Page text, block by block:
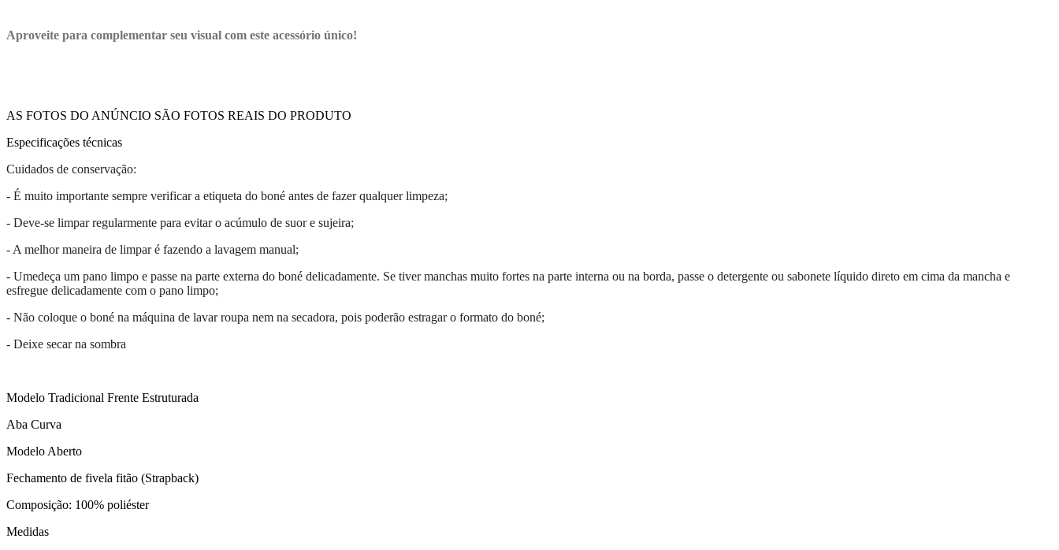
Aproveite para complementar seu visual com este acessório único!
AS FOTOS DO ANÚNCIO SÃO FOTOS REAIS DO PRODUTO
Especificações técnicas
Cuidados de conservação:
- É muito importante sempre verificar a etiqueta do boné antes de fazer qualquer limpeza;
- Deve-se limpar regularmente para evitar o acúmulo de suor e sujeira;
- A melhor maneira de limpar é fazendo a lavagem manual;
- Umedeça um pano limpo e passe na parte externa do boné delicadamente. Se tiver manchas muito fortes na parte interna ou na borda, passe o detergente ou sabonete líquido direto em cima da mancha e
esfregue delicadamente com o pano limpo;
- Não coloque o boné na máquina de lavar roupa nem na secadora, pois poderão estragar o formato do boné;
- Deixe secar na sombra
Modelo Tradicional Frente Estruturada
Aba Curva
Modelo Aberto
Fechamento de fivela fitão (Strapback)
Composição: 100% poliéster
Medidas